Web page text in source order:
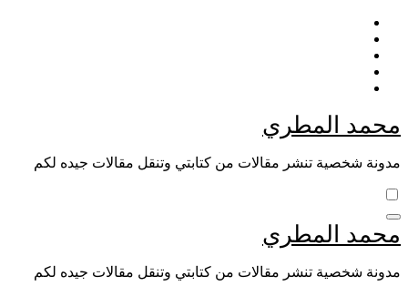
Skip
content
محمد المطري
مدونة شخصية تنشر مقالات من كتابتي وتنقل مقالات جيده لكم
محمد المطري
مدونة شخصية تنشر مقالات من كتابتي وتنقل مقالات جيده لكم